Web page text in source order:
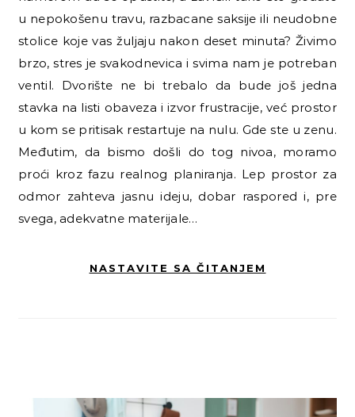
u nepokošenu travu, razbacane saksije ili neudobne
stolice koje vas žuljaju nakon deset minuta? Živimo
brzo, stres je svakodnevica i svima nam je potreban
ventil. Dvorište ne bi trebalo da bude još jedna
stavka na listi obaveza i izvor frustracije, već prostor
u kom se pritisak restartuje na nulu. Gde ste u zenu.
Međutim, da bismo došli do tog nivoa, moramo
proći kroz fazu realnog planiranja. Lep prostor za
odmor zahteva jasnu ideju, dobar raspored i, pre
svega, adekvatne materijale…
NASTAVITE SA ČITANJEM